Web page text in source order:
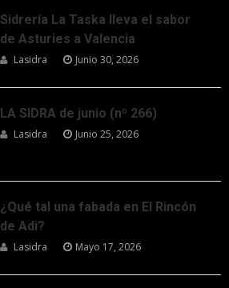
Sidrería La Taska lleva el sabor
de Asturies a Valencia
Lasidra Junio 30, 2026
LA SIDRA de junio (nº 266)
Lasidra Junio 25, 2026
¿Qué tal una fabada en El Rincón
de Adi?
Lasidra Mayo 17, 2026